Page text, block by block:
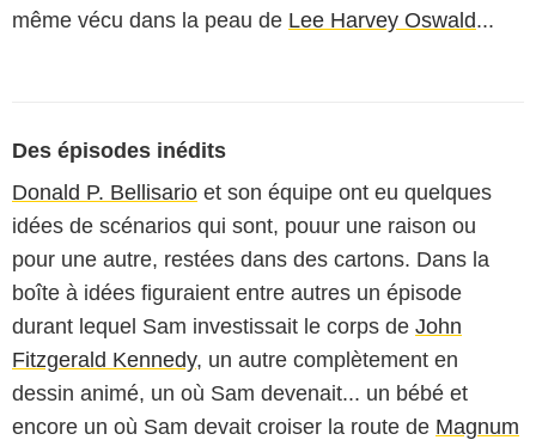
même vécu dans la peau de Lee Harvey Oswald...
Des épisodes inédits
Donald P. Bellisario et son équipe ont eu quelques
idées de scénarios qui sont, pouur une raison ou
pour une autre, restées dans des cartons. Dans la
boîte à idées figuraient entre autres un épisode
durant lequel Sam investissait le corps de John
Fitzgerald Kennedy, un autre complètement en
dessin animé, un où Sam devenait... un bébé et
encore un où Sam devait croiser la route de Magnum